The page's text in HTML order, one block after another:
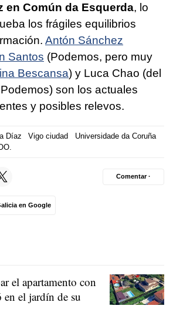
en Común da Esquerda, lo
los frágiles equilibrios
Antón Sánchez
Santos (Podemos, pero muy
Bescansa) y Luca Chao (del
son los actuales
y posibles relevos.
Díaz Vigo ciudad
Universidade da Coruña
en Google
Comentar ·
el apartamento con
el jardín de su